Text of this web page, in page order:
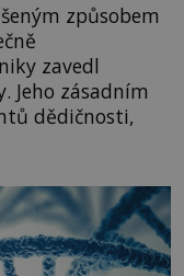
způsobem
zavedl
Jeho zásadním
dědičnosti,